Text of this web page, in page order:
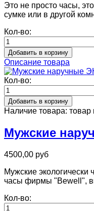
Это не просто часы,
сумке или в другой
Кол-во:
Описание товара
Кол-во:
Наличие товара: товар
Мужские
4500,00 руб
Мужские экологически
часы фирмы "Bewell",
Кол-во: